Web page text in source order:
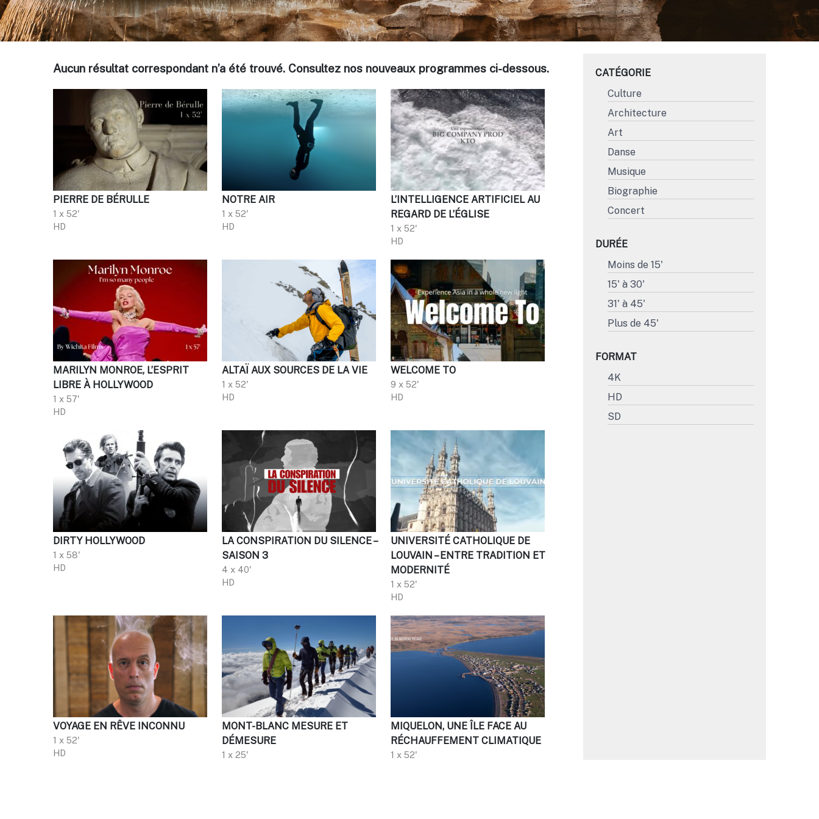
Aucun résultat correspondant n’a été trouvé. Consultez nos nouveaux programmes ci-dessous.
PIERRE DE BÉRULLE
1 x 52'
HD
NOTRE AIR
1 x 52'
HD
L’INTELLIGENCE ARTIFICIEL AU
REGARD DE L’ÉGLISE
1 x 52'
HD
MARILYN MONROE, L’ESPRIT
LIBRE À HOLLYWOOD
1 x 57'
HD
ALTAÏ AUX SOURCES DE LA VIE
1 x 52'
HD
WELCOME TO
9 x 52'
HD
DIRTY HOLLYWOOD
1 x 58'
HD
LA CONSPIRATION DU SILENCE –
SAISON 3
4 x 40'
HD
UNIVERSITÉ CATHOLIQUE DE
LOUVAIN – ENTRE TRADITION ET
MODERNITÉ
1 x 52'
HD
VOYAGE EN RÊVE INCONNU
1 x 52'
HD
MONT-BLANC MESURE ET
DÉMESURE
1 x 25'
MIQUELON, UNE ÎLE FACE AU
RÉCHAUFFEMENT CLIMATIQUE
1 x 52'
CATÉGORIE
Culture
Architecture
Art
Danse
Musique
Biographie
Concert
DURÉE
Moins de 15'
15' à 30'
31' à 45'
Plus de 45'
FORMAT
4K
HD
SD